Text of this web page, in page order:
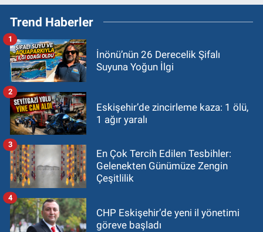
Trend Haberler
İnönü’nün 26 Derecelik Şifalı
Suyuna Yoğun İlgi
1
Eskişehir’de zincirleme kaza: 1 ölü,
1 ağır yaralı
2
En Çok Tercih Edilen Tesbihler:
Gelenekten Günümüze Zengin
Çeşitlilik
3
CHP Eskişehir’de yeni il yönetimi
göreve başladı
4